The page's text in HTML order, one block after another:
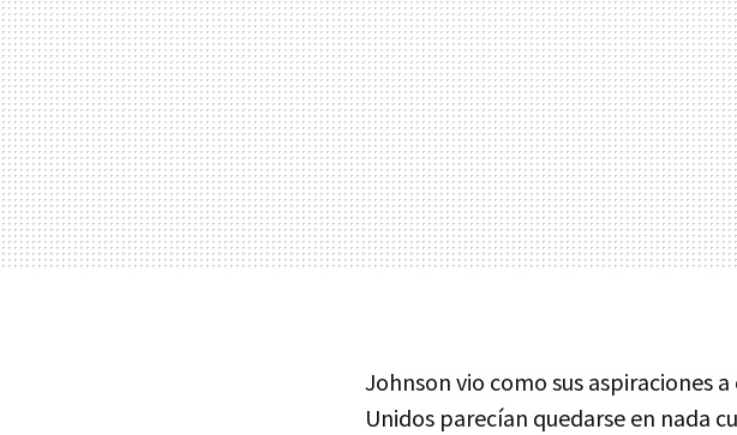
Johnson vio como sus aspiraciones
Unidos parecían quedarse en nada